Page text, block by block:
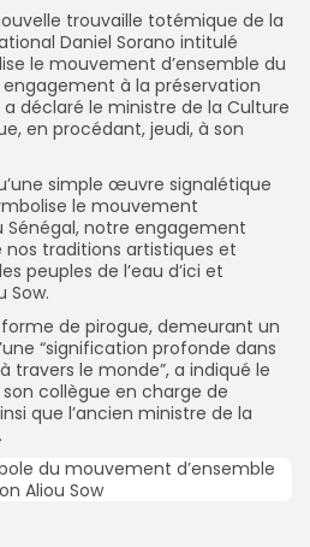
trouvaille totémique de la
Daniel Sorano intitulé
le mouvement d’ensemble du
à la préservation
déclaré le ministre de la Culture
en procédant, jeudi, à son
simple œuvre signalétique
le mouvement
Sénégal, notre engagement
traditions artistiques et
peuples de l’eau d’ici et
Sow.
de pirogue, demeurant un
“signification profonde dans
travers le monde”, a indiqué le
collègue en charge de
que l’ancien ministre de la